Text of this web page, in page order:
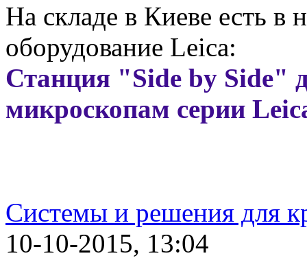
На складе в Киеве есть в
оборудование Leica:
Станция "Side by Side"
микроскопам серии
Системы и решения для
10-10-2015, 13:04